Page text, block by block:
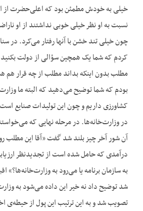
خیلی به خودش مطمئن بود که اعلی‌حضرت از
نسبت به او نظر خیلی خوبی نداشتند از او
چون خیلی تند خشن با آنها رفتار می‌کرد. در
کردم که شما یک همچین سؤالی از دولت
مطلب بدون اینکه بداند مطلب از چه قرار
بودم که شما توضیح می‌دهید که البته ما
کشاورزی داریم و چون این تولیدات صنایع
در وزارت‌خانه‌ها. در مرحله نهایی که
آن شور آخر چیز بلند شد گفت «آقا این مطلب
درآمدی که حامل شده است از تجدیدنظر
به سازمان برنامه یا می‌رود به وزارت‌خانه‌ها؟»
شد توضیح داد نه خیر این داده می‌شود به
تصویب شد و به این ترتیب این پول از حیطه‌ی